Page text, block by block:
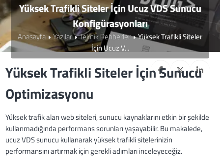
Yüksek Trafikli Siteler İçin Ucuz VDS Sunucu
Konfigürasyonları
Anasayfa Yazılar Teknik Rehberler
Yüksek Trafikli Siteler
İçin Ucuz V...
Yüksek Trafikli Siteler İçin Sunucu
Optimizasyonu
Yüksek trafik alan web siteleri, sunucu kaynaklarını etkin bir şekilde
kullanmadığında performans sorunları yaşayabilir. Bu makalede,
ucuz VDS sunucu kullanarak yüksek trafikli sitelerinizin
performansını artırmak için gerekli adımları inceleyeceğiz.